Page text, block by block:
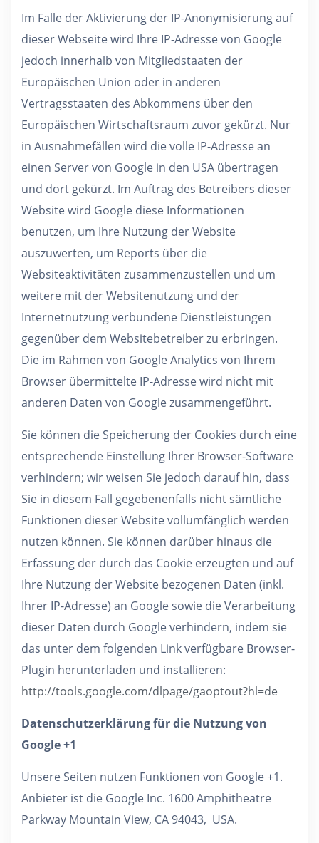
Im Falle der Aktivierung der IP-Anonymisierung auf
dieser Webseite wird Ihre IP-Adresse von Google
jedoch innerhalb von Mitgliedstaaten der
Europäischen Union oder in anderen
Vertragsstaaten des Abkommens über den
Europäischen Wirtschaftsraum zuvor gekürzt. Nur
in Ausnahmefällen wird die volle IP-Adresse an
einen Server von Google in den USA übertragen
und dort gekürzt. Im Auftrag des Betreibers dieser
Website wird Google diese Informationen
benutzen, um Ihre Nutzung der Website
auszuwerten, um Reports über die
Websiteaktivitäten zusammenzustellen und um
weitere mit der Websitenutzung und der
Internetnutzung verbundene Dienstleistungen
gegenüber dem Websitebetreiber zu erbringen.
Die im Rahmen von Google Analytics von Ihrem
Browser übermittelte IP-Adresse wird nicht mit
anderen Daten von Google zusammengeführt.
Sie können die Speicherung der Cookies durch eine
entsprechende Einstellung Ihrer Browser-Software
verhindern; wir weisen Sie jedoch darauf hin, dass
Sie in diesem Fall gegebenenfalls nicht sämtliche
Funktionen dieser Website vollumfänglich werden
nutzen können. Sie können darüber hinaus die
Erfassung der durch das Cookie erzeugten und auf
Ihre Nutzung der Website bezogenen Daten (inkl.
Ihrer IP-Adresse) an Google sowie die Verarbeitung
dieser Daten durch Google verhindern, indem sie
das unter dem folgenden Link verfügbare Browser-
Plugin herunterladen und installieren:
http://tools.google.com/dlpage/gaoptout?hl=de
Datenschutzerklärung für die Nutzung von
Google +1
Unsere Seiten nutzen Funktionen von Google +1.
Anbieter ist die Google Inc. 1600 Amphitheatre
Parkway Mountain View, CA 94043, USA.